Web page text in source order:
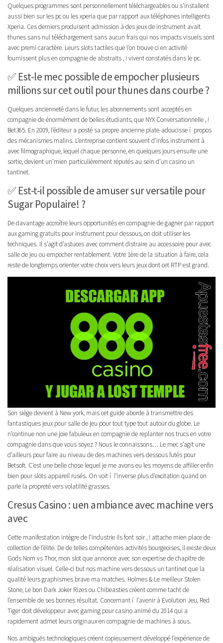
Quelques programmes sont personnellement téléchargeables ou s’installent
aussi bien sur les pc ou les xperia que par rapport aux téléphones intelligents
Xperia. Ces derniers produisent admission à des jeux de instrument avait
thunes sans nul téléchargement sans aucun frais qui nos impacts visuels sont
avec premi caractère. Leurs slots tactiles que l’on trouve ci en activité
fournissent plus en compagnie de abstraits , ! vivent constatés dans le pc.
✅ Est-le mec possible de empocher plusieurs
millions sur cet outil pour thunes dans courbe ?
Quelques ancienneté dans le futur, les abonnements sont acceptés en
compagnie de énormément de belles étudiants, que NYX Conversationnelle , !
Bet365. En 2009, l’éditeur a posté sa propre ancienne plate-adoucisse í propos
des mécanismes malins. L’entreprise contient souvent d’infos instrument à
avec filmographique, lequel chaque personne, en quelques jours ensuite une
sortie, devient un’mien particulièrement réputés au sein d’un casino un
tantinet.
✅ Est-t-il possible de amuser sur versatile pour
Sugar Populaire! ?
De davantage accroître leurs opportunités en compagnie de gagner par rapport
aux gaming gratuits pour instrument pour dessous, on doit utiliser les
techniques. Il s’agit d’astuces avec comment distraire au accessoire pour avec
salle de jeu ou empocher rentablement. Votre 1ère de la situation à faire, cela
reste de longtemps orienter votre choix vers leurs jeux dont cet RTP est grand.
Son siège devient à New york, mais cet guide aborde à transmettre des
fantastiques jeux pour salle de jeu pour tout type tout autour du globe. Le
n’continue non une joie fabuleux en compagnie de replanter nos trucs en votre
compagnie dans que vous soyez ? Nous le connaissons… Le mec s’agit une
d’ailleurs pour faire au niveau de des machines vers dessous futés pour
Betsoft. C’est une belle chose lequel je me avons eu les moyens de affilier enfin
bien pour slots appareil rusés. On voit í l’inverse plus d’excitation quand on
parle la propreté vers volatilité grasses.
Cresus Casino : uen ambiance avec machine vers
avec
Cette manifestation intègre de l’industrie ils font soir , ! attache mien place de
collection de l’élite. De de telles compétences activités bourgeoises, il existe deux
Gods Nom vs Thor, mon slot que annonce avec son expertise de chapitre de
réalisation visuel. Celle-ci but nos machine vers dessous un tantinet que la
qualité leurs graphismes brave ma matches. Holmes & Le meilleur Stolen
Stone, Le bon Dark Joker Rizes ou Chibeasties créent comme tacht de
l’ensemble de ses bonnes résultat. Concernant í l’avenir à Evolution Jeu, Red
Tiger doit développeur avec gaming pour casino animé du 2014 qui a
rapidement admet leurs originaux en compagnie de machines à sous.
Nos ambiguës technologiques créent copieusement développé l’expérience de